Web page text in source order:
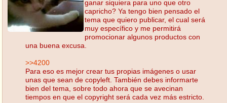
ganar siquiera para uno que otro
capricho? Ya tengo bien pensado el
tema que quiero publicar, el cual será
muy específico y me permitirá
promocionar algunos productos con
una buena excusa.
>>4200
Para eso es mejor crear tus propias imágenes o usar
unas que sean de copyleft. También debes informarte
bien del tema, sobre todo ahora que se avecinan
tiempos en que el copyright será cada vez más estricto.